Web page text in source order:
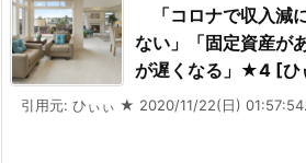
「コロナで収入減
ない」「固定資産が
が遅くなる」★4 [
引用元: ひぃぃ ★ 2020/11/22(日)